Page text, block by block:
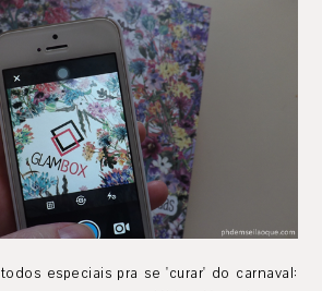
especiais pra se 'curar' do carnaval: